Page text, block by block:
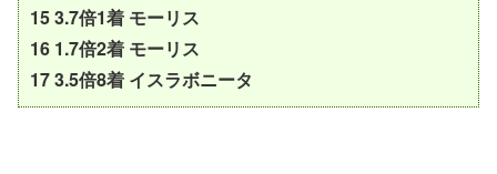
15 3.7倍1着 モーリス
16 1.7倍2着 モーリス
17 3.5倍8着 イスラボニータ